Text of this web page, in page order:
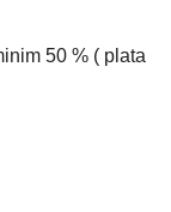
50 % ( plata